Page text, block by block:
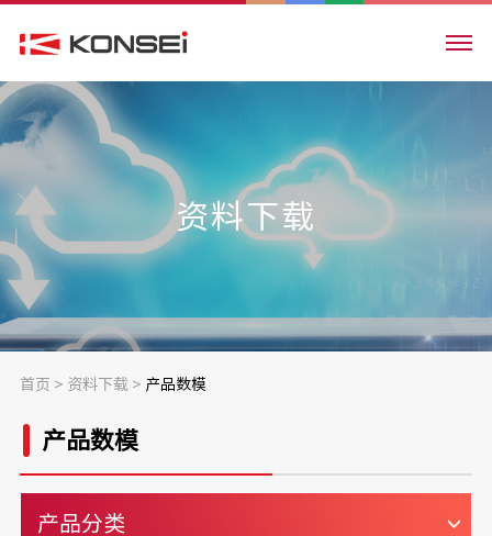
资料下载
首页 > 资料下载 > 产品数模
产品数模
产品分类